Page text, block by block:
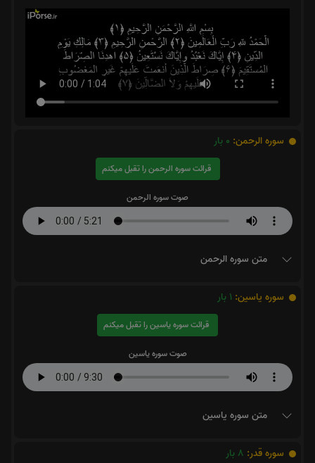
سوره الرحمن: 0 بار
قرائت سوره الرحمن را تقبل میکنم
صوت سوره الرحمن
متن سوره الرحمن
سوره یاسین: 1 بار
قرائت سوره یاسین را تقبل میکنم
صوت سوره یاسین
متن سوره یاسین
سوره قدر: 8 بار